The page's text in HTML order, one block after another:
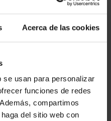
Acerca de las cookies
usan para personalizar
funciones de redes
compartimos
del sitio web con
CAPITALES ESPAÑOLAS
- GUADALAJARA
73,00 €